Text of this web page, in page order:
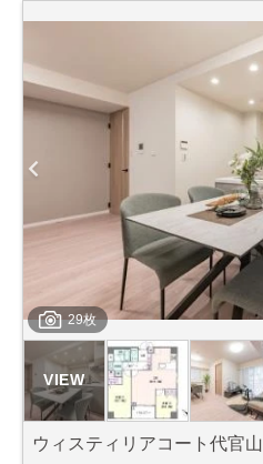
29枚
ウィスティリアコート代官山